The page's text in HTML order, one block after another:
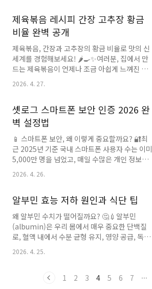
리고 뛰어난 손재주를 가진 ‘장인형’ 유형입니다.
특히 ISTP 남녀 중 남성들은 어떤 독특한 특징과
행동 패턴을 보일까요? 🕵️‍♂️오늘은 ISTP 남자들의
연애 스타일, 직장에서의 모습, 일상 행동 패턴을
심층 분석하면서 현실적이면서도 실용적인 팁을
함께 전해드립니다. 💡 ISTP 남자와 더 잘 소통
하고 싶거나 자신의 ISTP 성향을 이해하고 싶은
제육볶음 레시피 간장 고추장 황금
비율 완벽 공개
제육볶음, 간장과 고추장의 황금 비율로 맛의 신
세계를 경험해보세요! 🌶️🍳✨여러분, 집에서 만
드는 제육볶음이 언제나 조금 아쉽게 느껴진 적
있으신가요? 🤔 "왜 고기 맛은 좋은데 소스 맛이
부족하지?" 혹은 "고추장과 간장, 도대체 몇 대
셨던 분들 많으실 거예요. 오늘은 제육볶음의 핵
심, 바로 간장과 고추장의 ‘황금 비율’을 완벽하게
공개하면서 집에서도 누구나 레스토랑 저리 가라
할 정도의 감칠맛 폭발 제육볶음을 만드는 법을
자세히 알려드릴게요! 🎯🥢제육볶음은 한국인이
라면 누구나 사랑하는 국민 반찬 중 하나죠. 그런
데 막상 만들면 간이 어딘가 부족하거나 너무 맵
2026. 4. 27.
셋로그 스마트폰 보안 인증 2026 완
벽 설정법
📱 스마트폰 보안, 왜 이렇게 중요할까요? 🔐최
근 2025년 기준 국내 스마트폰 사용자 수는 이미
5,000만 명을 넘었고, 매일 수많은 개인 정보가
모바일을 통해 오갑니다. 📊 하지만 스마트폰 해
킹이나 개인정보 유출 사고도 계속 늘고 있어요.
기 피해 중 약 70% 이상이 스마트폰을 통해 발생
하고 있는 현실입니다. 😱“셋로그 스마트폰 보안
인증”은 이런 상황에서 사용자 여러분의 스마트
폰을 더욱 안전하게 지켜주는 신뢰성 높은 인증
시스템입니다. 2026년까지 최신 트렌드와 보안
기술을 반영해 완벽하게 설정하는 방법을 차근차
2026. 4. 26.
알부민 효능 저하 원인과 식단 팁
왜 알부민 수치가 떨어질까요? 🤔💉알부민
(albumin)은 우리 몸에서 매우 중요한 단백질
로, 혈액 내에서 수분 균형 유지, 영양 공급, 독소
운반 등 다양한 역할을 해요. 그런데 건강 검진에
서 알부민 수치가 낮게 나온 적 있나요? 😟 많은
낮으면 뭐가 문제지?” 이런 의문을 가지실 텐데
2026. 4. 25.
1 2 3 4 5 6 7 ···